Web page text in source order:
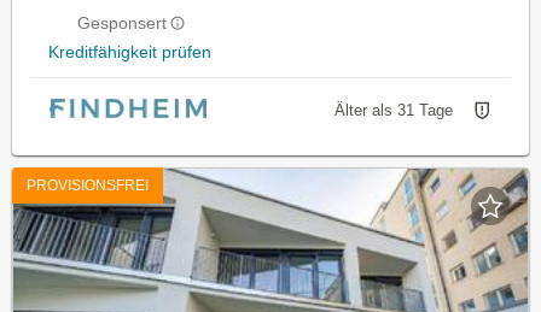
Gesponsert
Kreditfähigkeit prüfen
Älter als 31 Tage
PROVISIONSFREI